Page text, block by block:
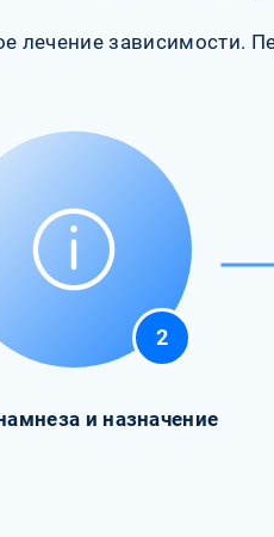
лечение зависимости.
2
и назначение